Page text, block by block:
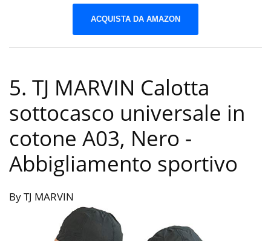
ACQUISTA DA AMAZON
5. TJ MARVIN Calotta
sottocasco universale in
cotone A03, Nero -
Abbigliamento sportivo
By TJ MARVIN